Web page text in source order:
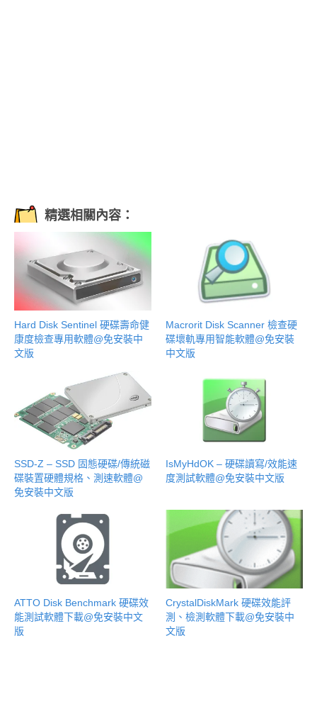
精選相關內容：
Hard Disk Sentinel 硬碟壽命健
康度檢查專用軟體@免安裝中
文版
Macrorit Disk Scanner 檢查硬
碟壞軌專用智能軟體@免安裝
中文版
SSD-Z – SSD 固態硬碟/傳統磁
碟裝置硬體規格、測速軟體@
免安裝中文版
IsMyHdOK – 硬碟讀寫/效能速
度測試軟體@免安裝中文版
ATTO Disk Benchmark 硬碟效
能測試軟體下載@免安裝中文
版
CrystalDiskMark 硬碟效能評
測、檢測軟體下載@免安裝中
文版